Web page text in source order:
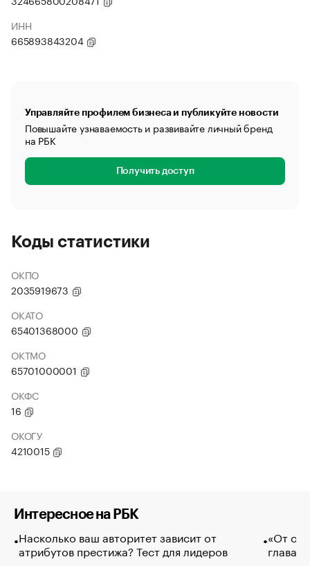
ИНН
665893843204
Управляйте профилем бизнеса и публикуйте новости
Повышайте узнаваемость и развивайте личный бренд
на РБК
Получить доступ
Коды статистики
ОКПО
2035919673
ОКАТО
65401368000
ОКТМО
65701000001
ОКФС
16
ОКОГУ
4210015
Интересное на РБК
Насколько ваш авторитет зависит от
атрибутов престижа? Тест для лидеров
«От
глава